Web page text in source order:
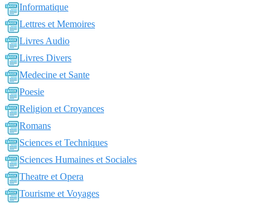
Informatique
Lettres et Memoires
Livres Audio
Livres Divers
Medecine et Sante
Poesie
Religion et Croyances
Romans
Sciences et Techniques
Sciences Humaines et Sociales
Theatre et Opera
Tourisme et Voyages